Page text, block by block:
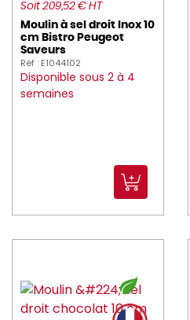
DELCOUPE (8)
DELONGHI_KENWOO (1)
DELTA (7)
DOMESTOS (1)
Dudson_1800 (567)
DUNI (173)
DYNAMIC (28)
Soit 209,52 € HT
Moulin à sel droit Inox 10
cm Bistro Peugeot
Saveurs
Réf : E1044102
Disponible sous 2 à 4
semaines